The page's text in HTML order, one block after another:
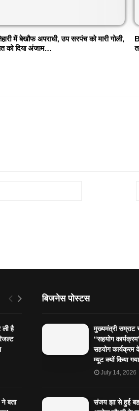
में बेखौफ अपराधी, उप सरपंच को मारी गोली,
को दिया अंजाम…
है
बता
बिजनेस पोस्टस
मुख्यमंत्री सम्राट
“सहयोग
सहयोग कार्यक्रम
म्यूट क्यों किया
July 14, 2026
संजय झा से हुई